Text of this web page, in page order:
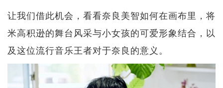
让我们借此机会，看看奈良美智如何在画布里，将
米高积逊的舞台风采与小女孩的可爱形象结合，以
及这位流行音乐王者对于奈良的意义。